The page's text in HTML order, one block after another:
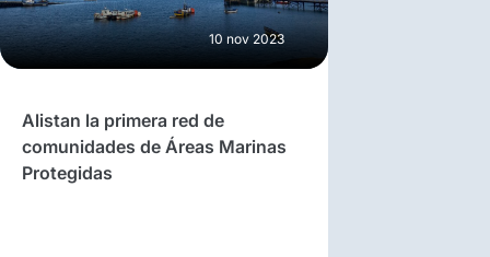
10 nov 2023
Alistan la primera red de
comunidades de Áreas Marinas
Protegidas